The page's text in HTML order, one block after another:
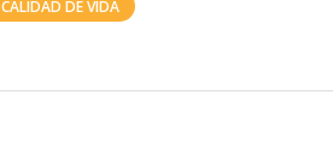
CALIDAD DE VIDA